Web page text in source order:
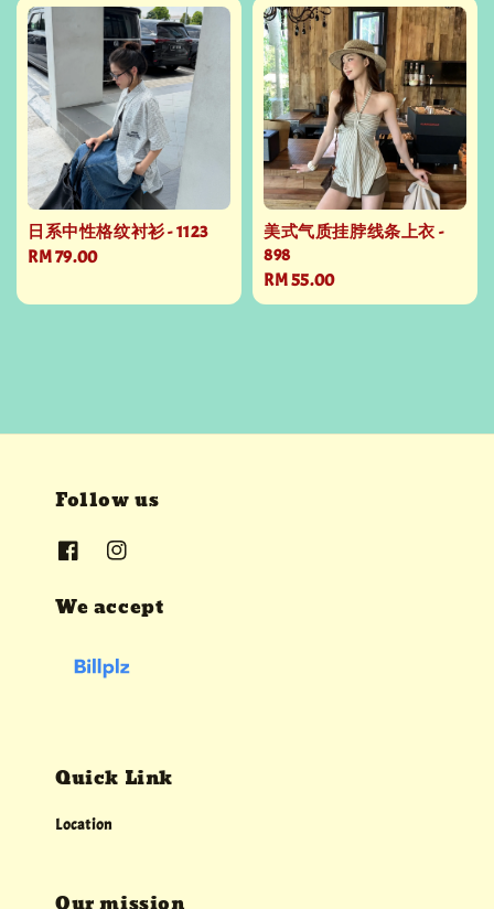
日系中性格纹衬衫 - 1123
Regular
RM 79.00
美式气质挂脖线条上衣 -
898
Regular
price
RM 55.00
Follow us
We accept
Quick Link
Location